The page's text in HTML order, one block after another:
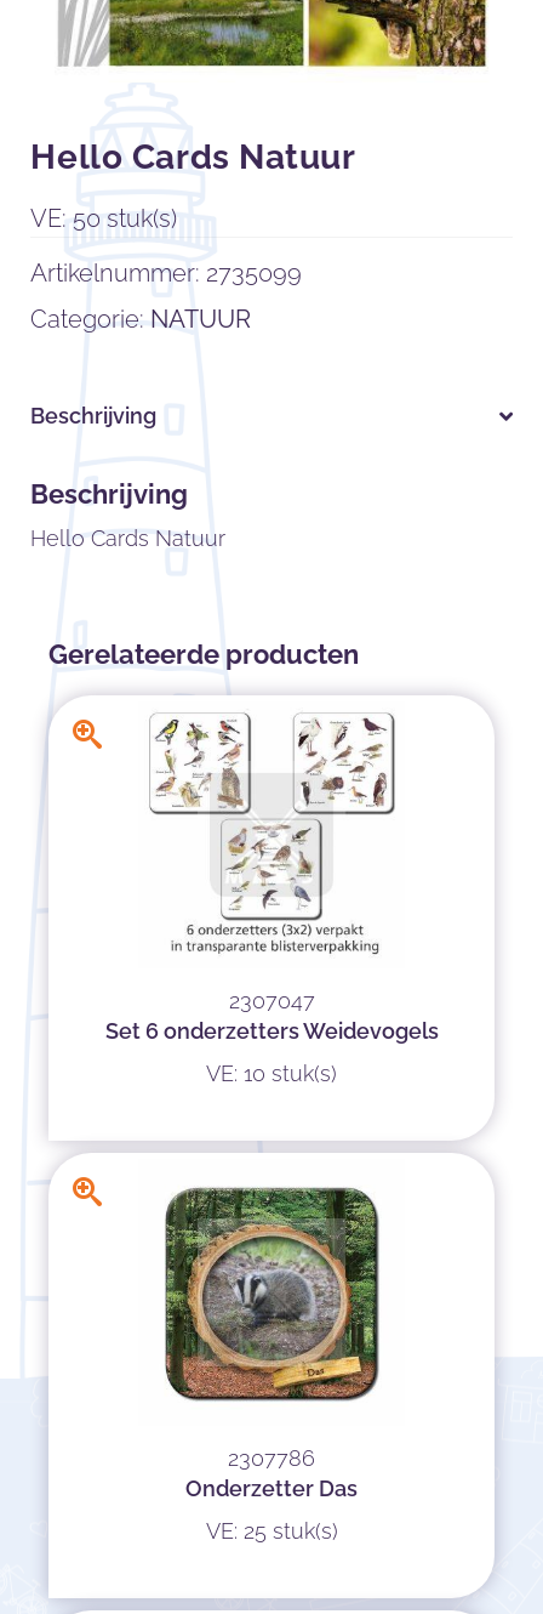
Hello Cards Natuur
VE: 50 stuk(s)
Artikelnummer: 2735099
Categorie: NATUUR
Beschrijving
Beschrijving
Hello Cards Natuur
Gerelateerde producten
2307047
Set 6 onderzetters Weidevogels
VE: 10 stuk(s)
2307786
Onderzetter Das
VE: 25 stuk(s)